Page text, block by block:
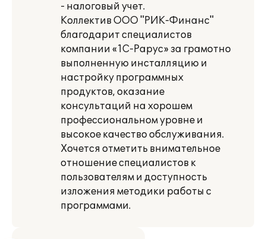
- налоговый учет.
Коллектив ООО "РИК-Финанс"
благодарит специалистов
компании «1С-Рарус» за грамотно
выполненную инсталляцию и
настройку программных
продуктов, оказание
консультаций на хорошем
профессиональном уровне и
высокое качество обслуживания.
Хочется отметить внимательное
отношение специалистов к
пользователям и доступность
изложения методики работы с
программами.